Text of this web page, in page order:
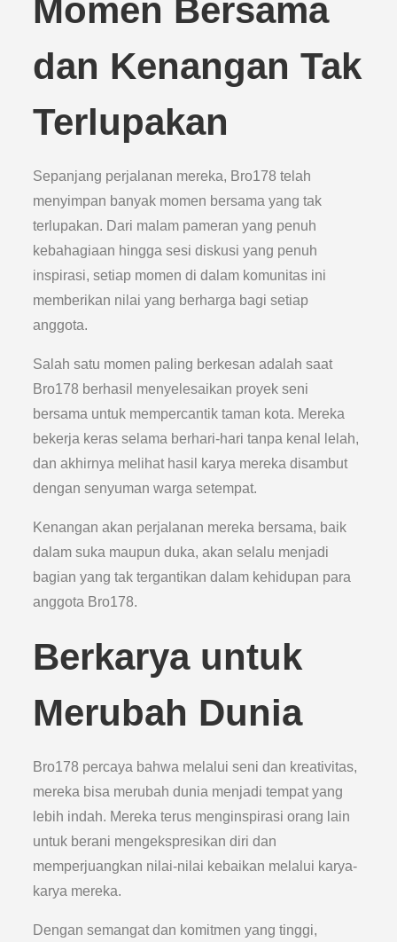
Momen Bersama
dan Kenangan Tak
Terlupakan
Sepanjang perjalanan mereka, Bro178 telah
menyimpan banyak momen bersama yang tak
terlupakan. Dari malam pameran yang penuh
kebahagiaan hingga sesi diskusi yang penuh
inspirasi, setiap momen di dalam komunitas ini
memberikan nilai yang berharga bagi setiap
anggota.
Salah satu momen paling berkesan adalah saat
Bro178 berhasil menyelesaikan proyek seni
bersama untuk mempercantik taman kota. Mereka
bekerja keras selama berhari-hari tanpa kenal lelah,
dan akhirnya melihat hasil karya mereka disambut
dengan senyuman warga setempat.
Kenangan akan perjalanan mereka bersama, baik
dalam suka maupun duka, akan selalu menjadi
bagian yang tak tergantikan dalam kehidupan para
anggota Bro178.
Berkarya untuk
Merubah Dunia
Bro178 percaya bahwa melalui seni dan kreativitas,
mereka bisa merubah dunia menjadi tempat yang
lebih indah. Mereka terus menginspirasi orang lain
untuk berani mengekspresikan diri dan
memperjuangkan nilai-nilai kebaikan melalui karya-
karya mereka.
Dengan semangat dan komitmen yang tinggi,